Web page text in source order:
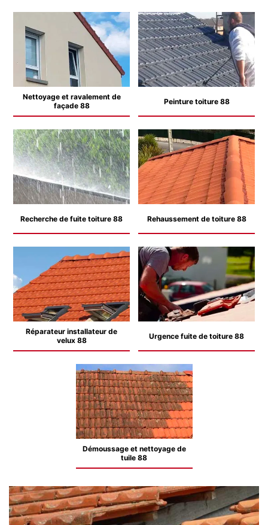
Nettoyage et ravalement de
façade 88
Peinture toiture 88
Recherche de fuite toiture 88 Rehaussement de toiture 88
Réparateur installateur de
velux 88
Urgence fuite de toiture 88
Démoussage et nettoyage de
tuile 88